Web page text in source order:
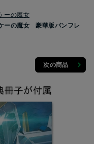
ーの魔女
ーの魔女 豪華版パンフレ
次の商品